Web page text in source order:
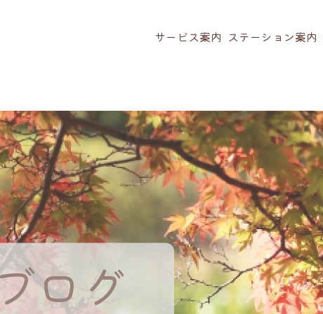
サービス案内 ステーション案内
ログ